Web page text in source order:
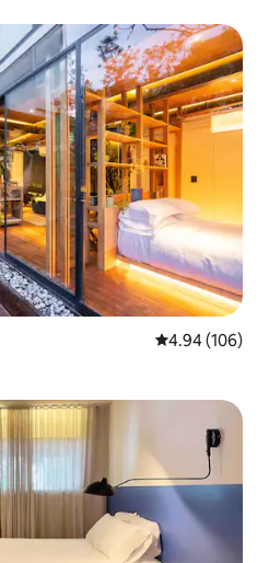
औसत रेटिंग 5 में से
4.94 (106)